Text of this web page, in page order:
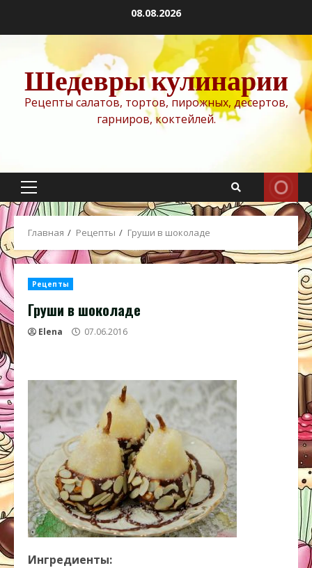
содержимому
08.08.2026
Шедевры кулинарии
Рецепты салатов, тортов, пирожных, десертов,
гарниров, коктейлей.
Основное
меню
Главная Рецепты Груши в шоколаде
Рецепты
Груши в шоколаде
Elena 07.06.2016
Ингредиенты: